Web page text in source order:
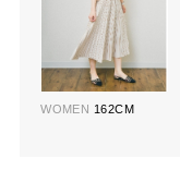
WOMEN 162CM